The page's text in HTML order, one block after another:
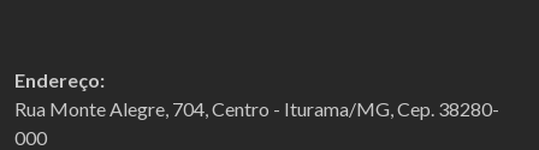
Endereço:
Rua Monte Alegre, 704, Centro - Iturama/MG, Cep. 38280-
000